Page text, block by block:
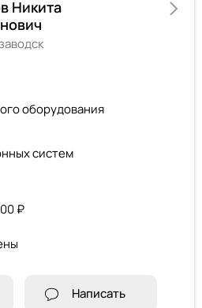
Никита
оборудования
систем
₽
Написать